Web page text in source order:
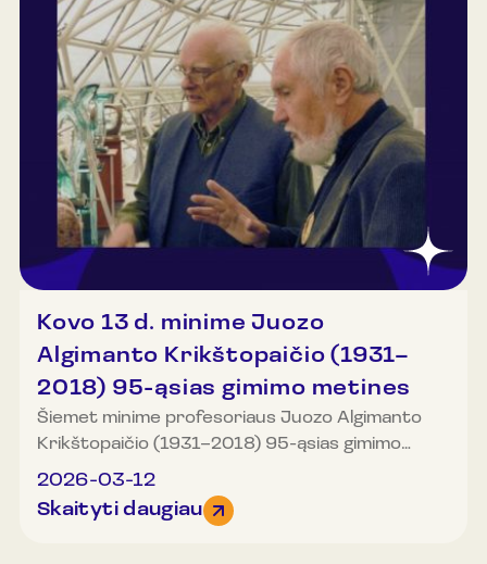
Kovo 13 d. minime Juozo
Algimanto Krikštopaičio (1931–
2018) 95-ąsias gimimo metines
Šiemet minime profesoriaus Juozo Algimanto
Krikštopaičio (1931–2018) 95-ąsias gimimo
metines. Kaune gimęs mokslininkas buvo
išskirtinė asmenybė Lietuvos akademiniame
gyvenime – chemikas, mokslo istorikas ir
2026-03-12
Skaityti daugiau